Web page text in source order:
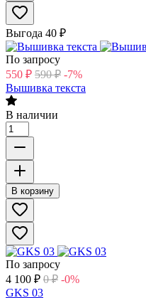
Выгода 40 ₽
По запросу
550 ₽ 590 ₽ -7%
Вышивка текста
В наличии
В корзину
По запросу
4 100 ₽ 0 ₽ -0%
GKS 03